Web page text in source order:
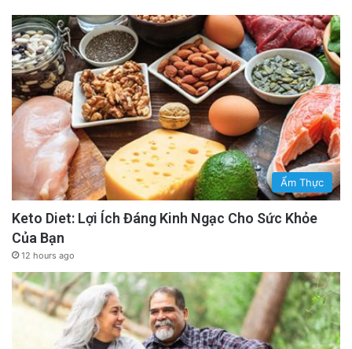
Ẩm Thực
Keto Diet: Lợi Ích Đáng Kinh Ngạc Cho Sức Khỏe
Của Bạn
12 hours ago